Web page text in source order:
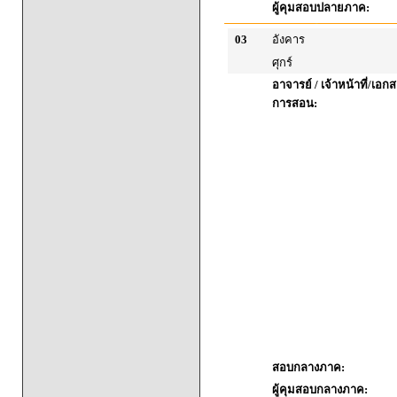
ผู้คุมสอบปลายภาค:
03
อังคาร
ศุกร์
อาจารย์ / เจ้าหน้าที่/เอก
การสอน:
สอบกลางภาค:
ผู้คุมสอบกลางภาค: